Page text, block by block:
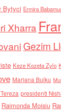
Bytyci Ermira
Xharra
Gezim
Keze Kozeta Zylo
Marjana Bulku
presidenti
Raimonda Moisiu